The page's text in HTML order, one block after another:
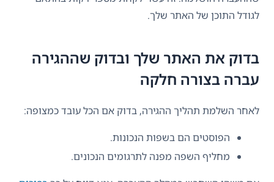
לגודל התוכן של האתר שלך.
בדוק את האתר שלך ובדוק שההגירה
עברה בצורה חלקה
לאחר השלמת תהליך ההגירה, בדוק אם הכל עובד כמצופה:
הפוסטים הם בשפות הנכונות.
מחליף השפה מפנה לתרגומים הנכונים.